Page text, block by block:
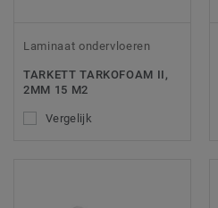
Laminaat ondervloeren
TARKETT TARKOFOAM II,
2MM 15 M2
Vergelijk